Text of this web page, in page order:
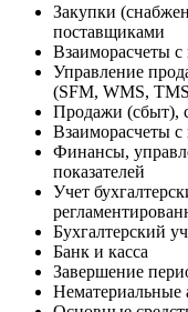
Закупки
поставщиками
Взаиморасчеты
Управление
(SFM, WMS,
Продажи (сбыт),
Взаиморасчеты с
Финансы,
показателей
Учет
Бухгалтерский
Банк и касса
Завершение
Нематериальные